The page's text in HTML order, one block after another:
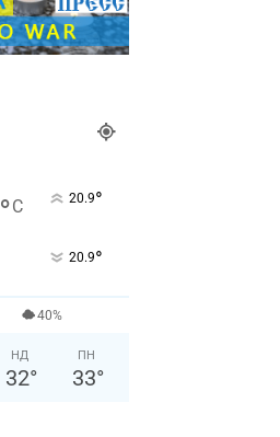
°C 20.9°
20.9°
40%
НД
32°
ПН
33°